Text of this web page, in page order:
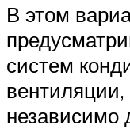
В этом
систем
независимо